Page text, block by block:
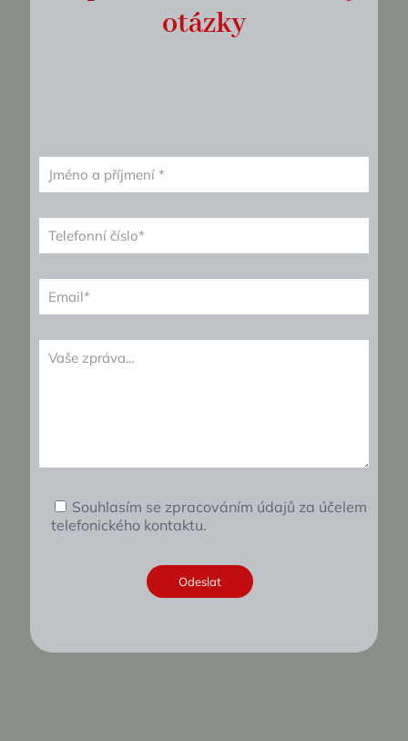
otázky
Souhlasím se zpracováním údajů za účelem
telefonického kontaktu.